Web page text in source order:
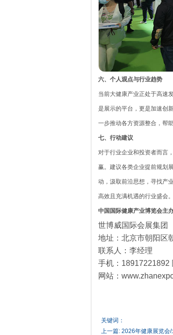
六、个人观点与行业趋势
当前大健康产业正处于高速
是展示的平台，更是加速创
一步推动各方资源整合，帮
七、行动建议
对于行业企业和投资者而言
赢。建议各类企业提前规划
动，汲取前沿思想，寻找产
高效且充满机遇的行业盛会。
中国国际健康产业博览会主
世博威国际会展集团
地址：北京市朝阳区
联系人：李经理
手机： 18917221892
网站：
关键词：
上一篇: 2026年健康展览会